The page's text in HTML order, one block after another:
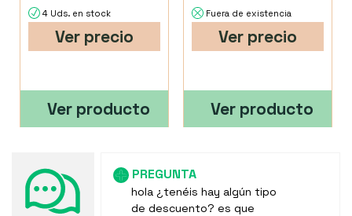
4 Uds. en stock
Ver precio
Ver producto
Fuera de existencia
Ver precio
Ver producto
PREGUNTA
hola ¿tenéis hay algún tipo
de descuento? es que